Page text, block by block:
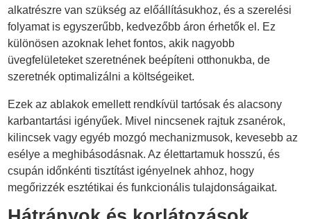
alkatrészre van szükség az előállításukhoz, és a szerelési
folyamat is egyszerűbb, kedvezőbb áron érhetők el. Ez
különösen azoknak lehet fontos, akik nagyobb
üvegfelületeket szeretnének beépíteni otthonukba, de
szeretnék optimalizálni a költségeiket.
Ezek az ablakok emellett rendkívül tartósak és alacsony
karbantartási igényűek. Mivel nincsenek rajtuk zsanérok,
kilincsek vagy egyéb mozgó mechanizmusok, kevesebb az
esélye a meghibásodásnak. Az élettartamuk hosszú, és
csupán időnkénti tisztítást igényelnek ahhoz, hogy
megőrizzék esztétikai és funkcionális tulajdonságaikat.